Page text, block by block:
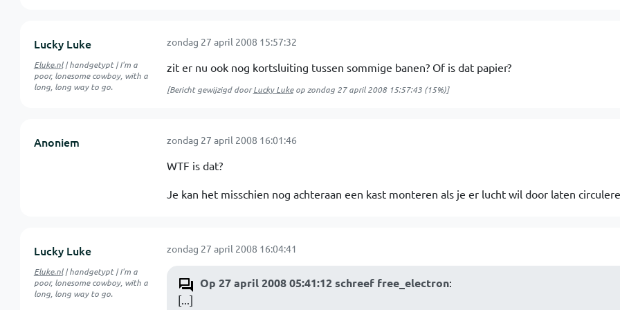
Lucky Luke
Eluke.nl| handgetypt | I'm a
poor, lonesome cowboy, with a
long, long way to go.
zondag 27 april 2008 15:57:32
zit er nu ook nog kortsluiting tussen sommige banen? Of is dat papier?
[Bericht gewijzigd doorLucky Lukeop zondag 27 april 2008 15:57:43(15%)]
Anoniem zondag 27 april 2008 16:01:46
WTF is dat?
Je kan het misschien nog achteraan een kast monteren als je er lucht wil door laten
Lucky Luke
Eluke.nl| handgetypt | I'm a
poor, lonesome cowboy, with a
long, long way to go.
zondag 27 april 2008 16:04:41
Op 27 april 2008 05:41:12 schreef free_electron:
[...]